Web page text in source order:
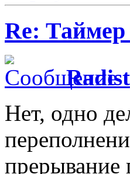
Re: Таймер
Radist
Нет, одно
прерывание